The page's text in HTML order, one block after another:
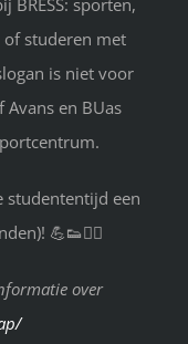
BRESS: sporten,
studeren met
is niet voor
Avans en BUas
studententijd een
💪👟🏋️‍♀️
over